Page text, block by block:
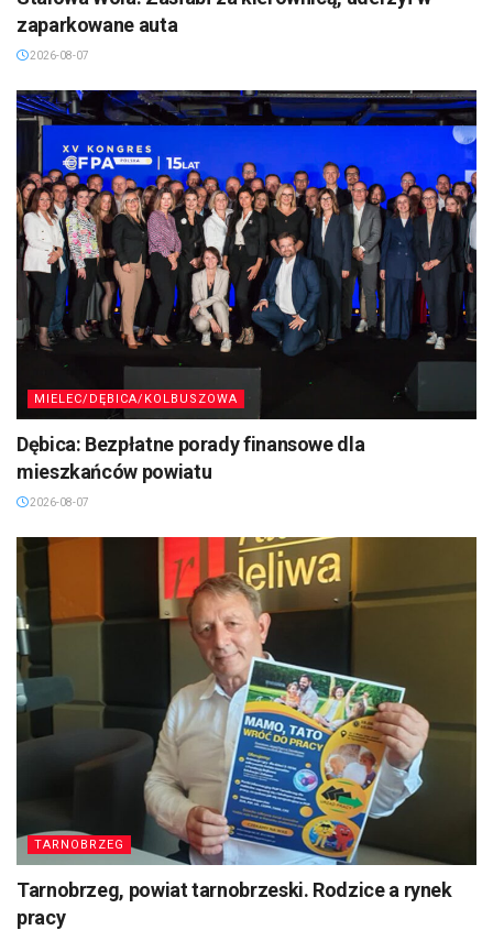
zaparkowane auta
2026-08-07
MIELEC/DĘBICA/KOLBUSZOWA
Dębica: Bezpłatne porady finansowe dla
mieszkańców powiatu
2026-08-07
TARNOBRZEG
Tarnobrzeg, powiat tarnobrzeski. Rodzice a rynek
pracy